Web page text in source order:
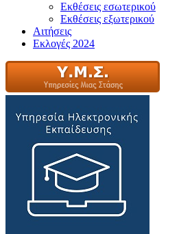
Εκθέσεις εσωτερικού
Εκθέσεις εξωτερικού
Αιτήσεις
Εκλογές 2024